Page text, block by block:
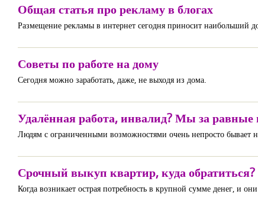
Общая статья про рекламу в блогах
Размещение рекламы в интернет сегодня приносит наибольший
Советы по работе на дому
Сегодня можно заработать, даже, не выходя из дома.
Удалённая работа, инвалид? Мы за равные
Людям с ограниченными возможностями очень непросто бывает
Срочный выкуп квартир, куда обратиться?
Когда возникает острая потребность в крупной сумме денег, и